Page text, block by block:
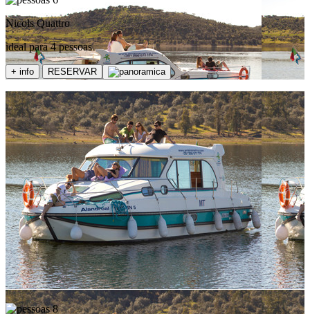
Nicols Quattro
ideal para 4 pessoas
+ info RESERVAR
8